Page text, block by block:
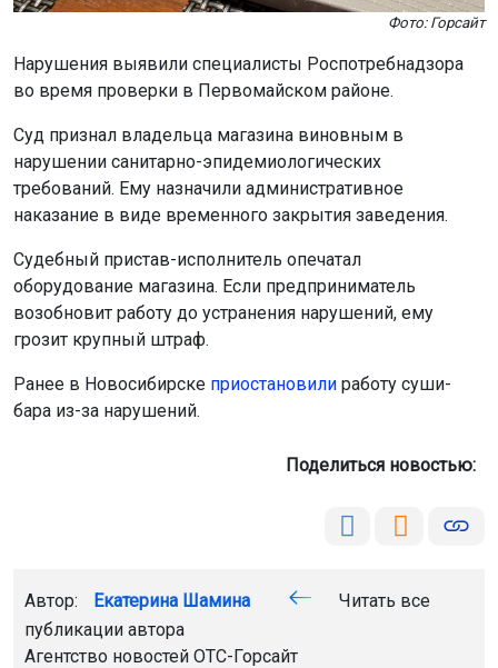
Фото: Горсайт
Нарушения выявили специалисты Роспотребнадзора
во время проверки в Первомайском районе.
Суд признал владельца магазина виновным в
нарушении санитарно-эпидемиологических
требований. Ему назначили административное
наказание в виде временного закрытия заведения.
Судебный пристав-исполнитель опечатал
оборудование магазина. Если предприниматель
возобновит работу до устранения нарушений, ему
грозит крупный штраф.
Ранее в Новосибирске приостановили работу суши-
бара из-за нарушений.
Поделиться новостью:
Автор: Екатерина Шамина
Читать все
публикации автора
Агентство новостей ОТС-Горсайт